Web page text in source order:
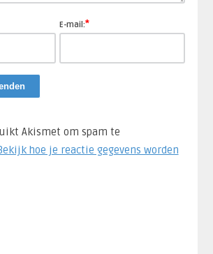
E-mail:*
Akismet om spam te
hoe je reactie gegevens worden